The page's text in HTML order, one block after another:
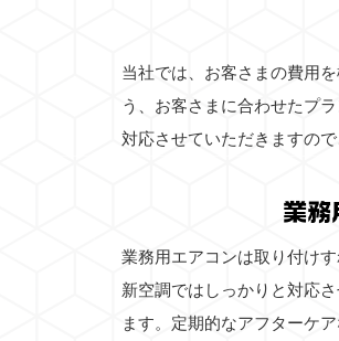
当社では、お客さまの費用
う、お客さまに合わせたプ
対応させていただきますの
業務
業務用エアコンは取り付け
新空調ではしっかりと対応
ます。定期的なアフターケ